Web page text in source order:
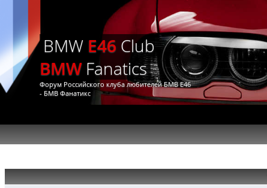
BMW E46 Club
BMWFanatics
Форум Российского клуба любителей БМВ Е46
- БМВ Фанатикс